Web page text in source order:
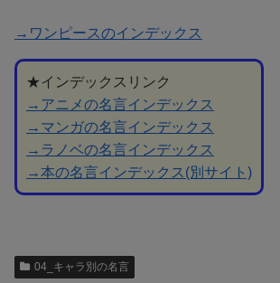
→ワンピースのインデックス
★インデックスリンク
→アニメの名言インデックス
→マンガの名言インデックス
→ラノベの名言インデックス
→本の名言インデックス(別サイト)
04_キャラ別の名言